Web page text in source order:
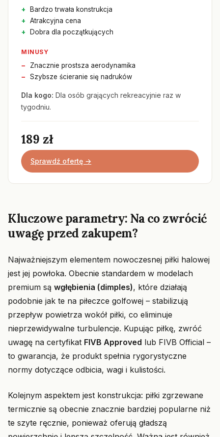
Bardzo trwała konstrukcja
Atrakcyjna cena
Dobra dla początkujących
MINUSY
Znacznie prostsza aerodynamika
Szybsze ścieranie się nadruków
Dla kogo: Dla osób grających rekreacyjnie raz w
tygodniu.
189 zł
Sprawdź ofertę →
Kluczowe parametry: Na co zwrócić
uwagę przed zakupem?
Najważniejszym elementem nowoczesnej piłki halowej
jest jej powłoka. Obecnie standardem w modelach
premium są wgłębienia (dimples), które działają
podobnie jak te na piłeczce golfowej – stabilizują
przepływ powietrza wokół piłki, co eliminuje
nieprzewidywalne turbulencje. Kupując piłkę, zwróć
uwagę na certyfikat FIVB Approved lub FIVB Official –
to gwarancja, że produkt spełnia rygorystyczne
normy dotyczące odbicia, wagi i kulistości.
Kolejnym aspektem jest konstrukcja: piłki zgrzewane
termicznie są obecnie znacznie bardziej popularne niż
te szyte ręcznie, ponieważ oferują gładszą